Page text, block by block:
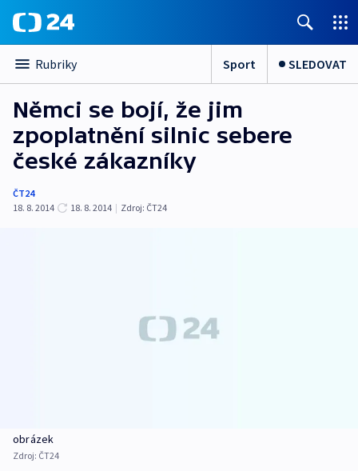
Rubriky Sport SLEDOVAT
Němci se bojí, že jim
zpoplatnění silnic sebere
české zákazníky
ČT24
18. 8. 2014
18. 8. 2014 | Zdroj: ČT24
obrázek
Zdroj: ČT24